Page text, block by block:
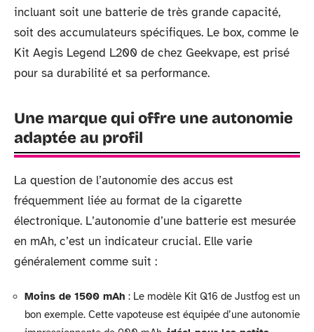
incluant soit une batterie de très grande capacité,
soit des accumulateurs spécifiques. Le box, comme le
Kit Aegis Legend L200 de chez Geekvape, est prisé
pour sa durabilité et sa performance.
Une marque qui offre une autonomie
adaptée au profil
La question de l’autonomie des accus est
fréquemment liée au format de la cigarette
électronique. L’autonomie d’une batterie est mesurée
en mAh, c’est un indicateur crucial. Elle varie
généralement comme suit :
Moins de 1500 mAh : Le modèle Kit Q16 de Justfog est un
bon exemple. Cette vapoteuse est équipée d’une autonomie